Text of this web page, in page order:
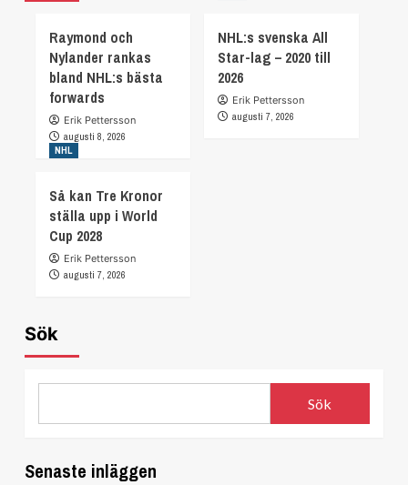
Raymond och
Nylander rankas
bland NHL:s bästa
forwards
Erik Pettersson
augusti 8, 2026
NHL:s svenska All
Star-lag – 2020 till
2026
Erik Pettersson
augusti 7, 2026
NHL
Så kan Tre Kronor
ställa upp i World
Cup 2028
Erik Pettersson
augusti 7, 2026
Sök
Sök
Senaste inläggen